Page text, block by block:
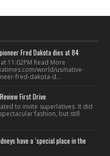
Fred Dakota dies at 84
11:02PM Read More
world/us/native-
fred-dakota-d...
First Drive
to invite superlatives. It did
fashion, but still
have a ‘special place in the